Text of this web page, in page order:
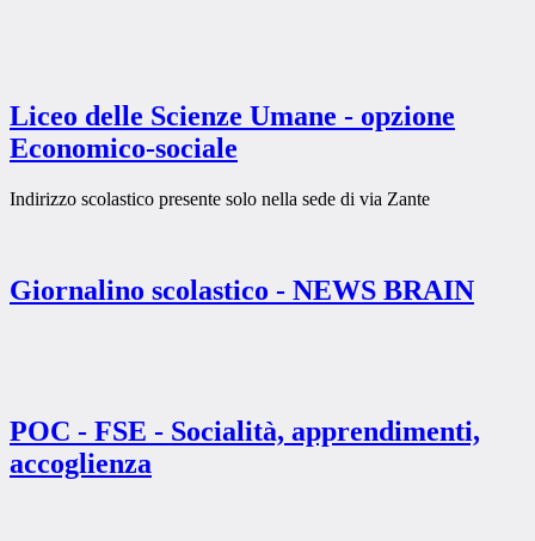
Liceo delle Scienze Umane - opzione
Economico-sociale
Indirizzo scolastico presente solo nella sede di via Zante
Giornalino scolastico - NEWS BRAIN
POC - FSE - Socialità, apprendimenti,
accoglienza